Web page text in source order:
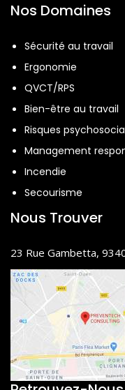
Nos Domaines
Sécurité au travail
Ergonomie
QVCT/RPS
Bien-être au travail
Risques
Management
Incendie
Secourisme
Nous Trouver
23 Rue Gambetta,